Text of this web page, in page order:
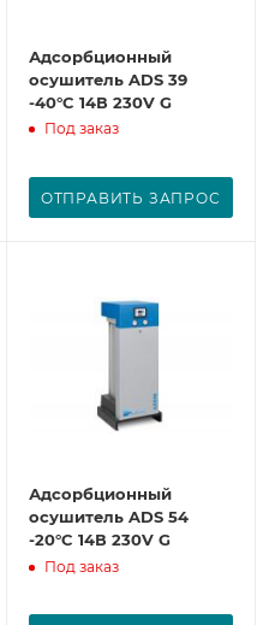
Адсорбционный
осушитель ADS 39
-40°C 14В 230V G
Под заказ
ОТПРАВИТЬ ЗАПРОС
Адсорбционный
осушитель ADS 54
-20°C 14В 230V G
Под заказ